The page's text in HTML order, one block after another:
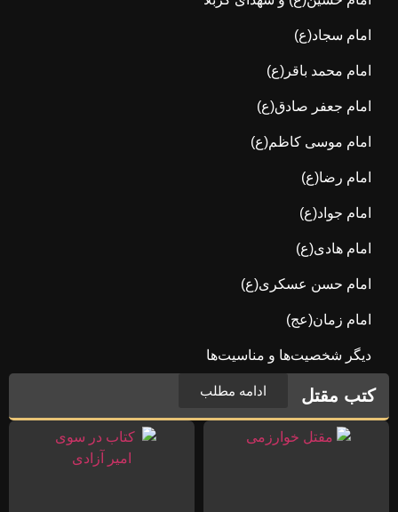
امام سجاد(ع)
امام محمد باقر(ع)
امام جعفر صادق(ع)
امام موسی کاظم(ع)
امام رضا(ع)
امام جواد(ع)
امام هادی(ع)
امام حسن عسکری(ع)
امام زمان(عج)
دیگر شخصیت‌ها و مناسیت‌ها
کتب مقتل ادامه مطلب